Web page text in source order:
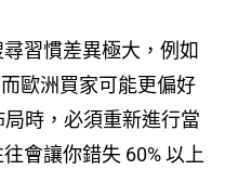
習慣差異極大，例如
歐洲買家可能更偏好
時，必須重新進行當
會讓你錯失 60% 以上